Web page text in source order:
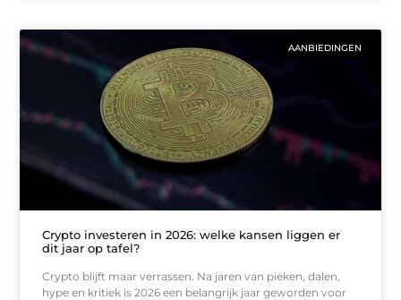
AANBIEDINGEN
Crypto investeren in 2026: welke kansen liggen er
dit jaar op tafel?
Crypto blijft maar verrassen. Na jaren van pieken, dalen,
hype en kritiek is 2026 een belangrijk jaar geworden voor